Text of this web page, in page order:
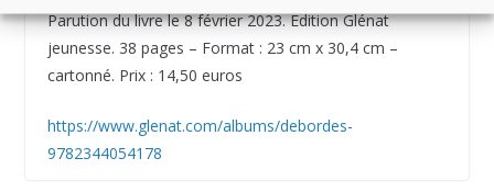
Parution du livre le 8 février 2023. Edition Glénat
jeunesse. 38 pages – Format : 23 cm x 30,4 cm –
cartonné. Prix : 14,50 euros
https://www.glenat.com/albums/debordes-
9782344054178